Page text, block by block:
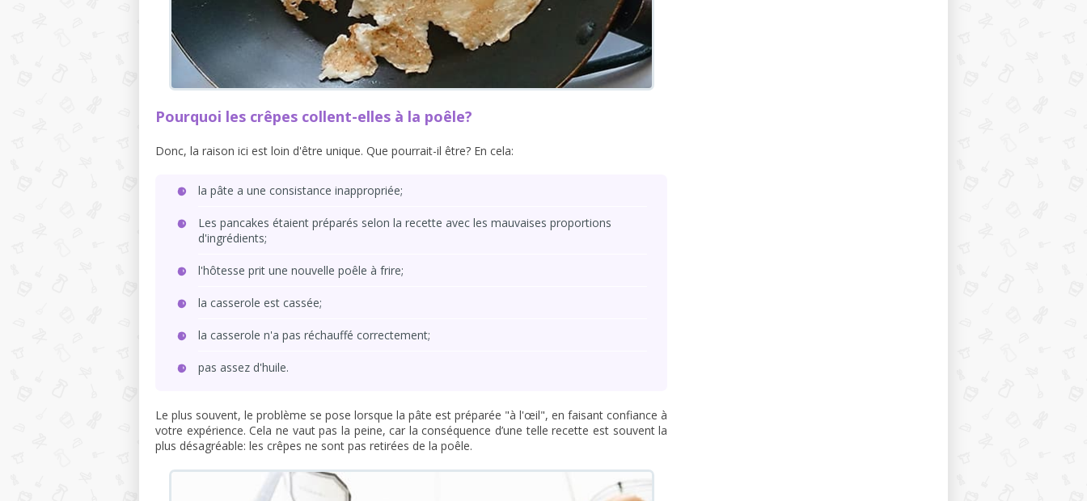
Pourquoi les crêpes collent-elles à la poêle?
Donc, la raison ici est loin d'être unique. Que pourrait-il être? En cela:
la pâte a une consistance inappropriée;
Les pancakes étaient préparés selon la recette avec les mauvaises proportions
d'ingrédients;
l'hôtesse prit une nouvelle poêle à frire;
la casserole est cassée;
la casserole n'a pas réchauffé correctement;
pas assez d'huile.
Le plus souvent, le problème se pose lorsque la pâte est préparée "à l'œil", en faisant confiance à
votre expérience. Cela ne vaut pas la peine, car la conséquence d’une telle recette est souvent la
plus désagréable: les crêpes ne sont pas retirées de la poêle.